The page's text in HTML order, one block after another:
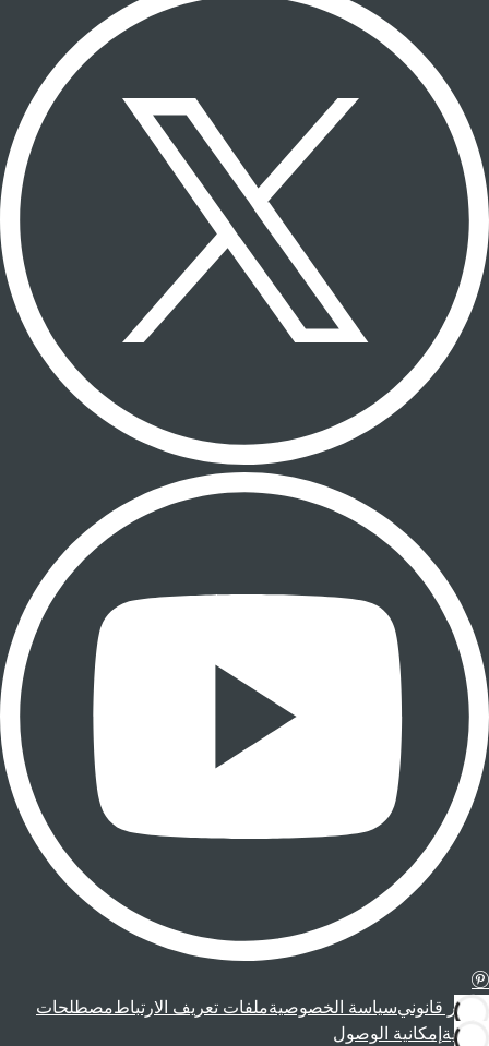
إشعار قانونيسياسة الخصوصيةملفات تعريف الارتباطمصطلحات
قانونية إمكانية الوصول